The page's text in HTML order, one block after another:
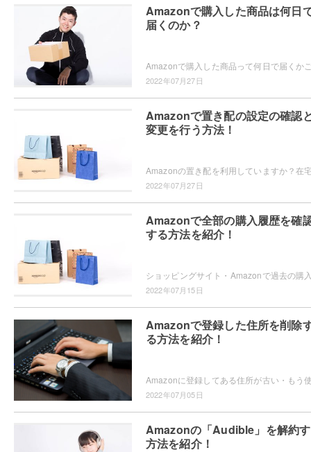
Amazonで購入した商品は何日
届くのか？
2022年07月27日
Amazonで置き配の設定の確認
変更を行う方法！
2022年07月27日
Amazonで全部の購入履歴を確
する方法を紹介！
2022年07月15日
Amazonで登録した住所を削除
る方法を紹介！
2022年07月05日
Amazonの「Audible」を解約
方法を紹介！